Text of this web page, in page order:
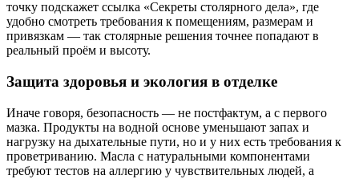
точку подскажет ссылка «Секреты столярного дела», где
удобно смотреть требования к помещениям, размерам и
привязкам — так столярные решения точнее попадают в
реальный проём и высоту.
Защита здоровья и экология в отделке
Иначе говоря, безопасность — не постфактум, а с первого
мазка. Продукты на водной основе уменьшают запах и
нагрузку на дыхательные пути, но и у них есть требования к
проветриванию. Масла с натуральными компонентами
требуют тестов на аллергию у чувствительных людей, а